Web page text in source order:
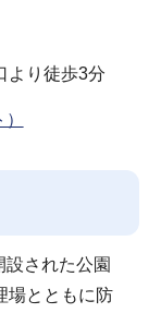
より徒歩3分
された公園
場とともに防